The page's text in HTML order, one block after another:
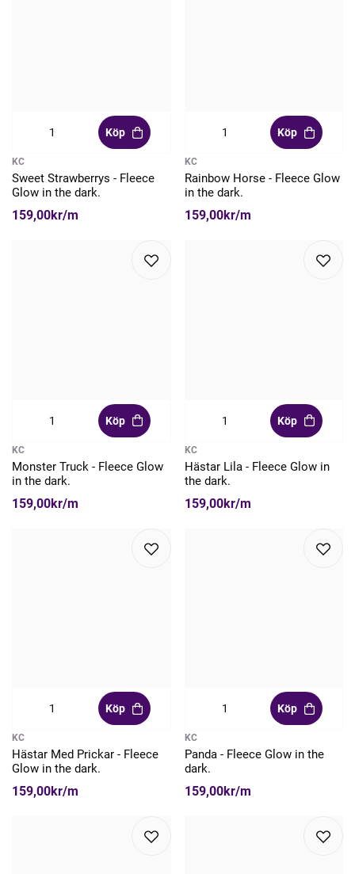
Köp
KC
Sweet Strawberrys - Fleece
Glow in the dark.
159,00kr/m
Köp
KC
Rainbow Horse - Fleece Glow
in the dark.
159,00kr/m
Köp
KC
Monster Truck - Fleece Glow
in the dark.
159,00kr/m
Köp
KC
Hästar Lila - Fleece Glow in
the dark.
159,00kr/m
Köp
KC
Hästar Med Prickar - Fleece
Glow in the dark.
159,00kr/m
Köp
KC
Panda - Fleece Glow in the
dark.
159,00kr/m